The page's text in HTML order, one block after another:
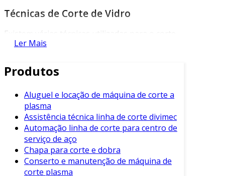
Técnicas de Corte de Vidro
Existem várias técnicas utilizadas para o corte
de vidro, sendo as mais comuns:
Corte Manual:
corte manual, normalmente uma lâmina
de diamante. Este método é ideal para
pequenas peças e cortes simples.
Corte Automático:Feito com máquinas
especializadas que oferecem alta precisão.
É indicado para grandes quantidades e
formatos complexos.
Corte a Laser:
Ler Mais
Produtos
Aluguel e locação de máquina de corte a
plasma
Assistência técnica linha de corte divimec
Automação linha de corte para centro de
serviço de aço
Chapa para corte e dobra
Conserto e manutenção de máquina de
corte plasma